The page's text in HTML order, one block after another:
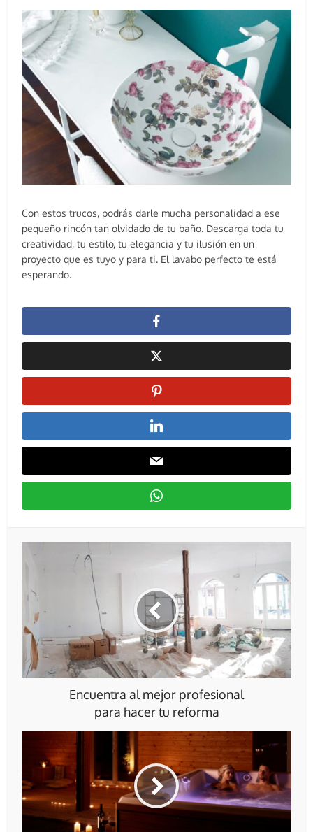
Con estos trucos, podrás darle mucha personalidad a ese
pequeño rincón tan olvidado de tu baño. Descarga toda tu
creatividad, tu estilo, tu elegancia y tu ilusión en un
proyecto que es tuyo y para ti. El lavabo perfecto te está
esperando.
Encuentra al mejor profesional
para hacer tu reforma